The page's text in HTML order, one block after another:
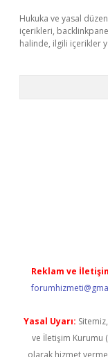
Hukuka ve yasal
içerikleri,
halinde, ilgili içerikler
Reklam ve
Yasal Uyarı:
ve İletişim Kurumu
olarak hizmet